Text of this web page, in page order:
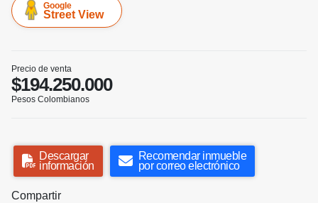
Google
Street View
Precio de venta
$194.250.000
Pesos Colombianos
Descargar
información
Recomendar inmueble
por correo electrónico
Compartir